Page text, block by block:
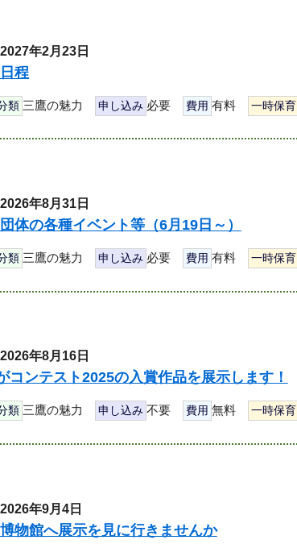
年2月23日
程
類 三鷹の魅力 申し込み 必要 費用 有料 一時保育
年8月31日
体の各種イベント等（6月19日～）
類 三鷹の魅力 申し込み 必要 費用 有料 一時保育
年8月16日
ンテスト2025の入賞作品を展示します！
類 三鷹の魅力 申し込み 不要 費用 無料 一時保育
年9月4日
物館へ展示を見に行きませんか